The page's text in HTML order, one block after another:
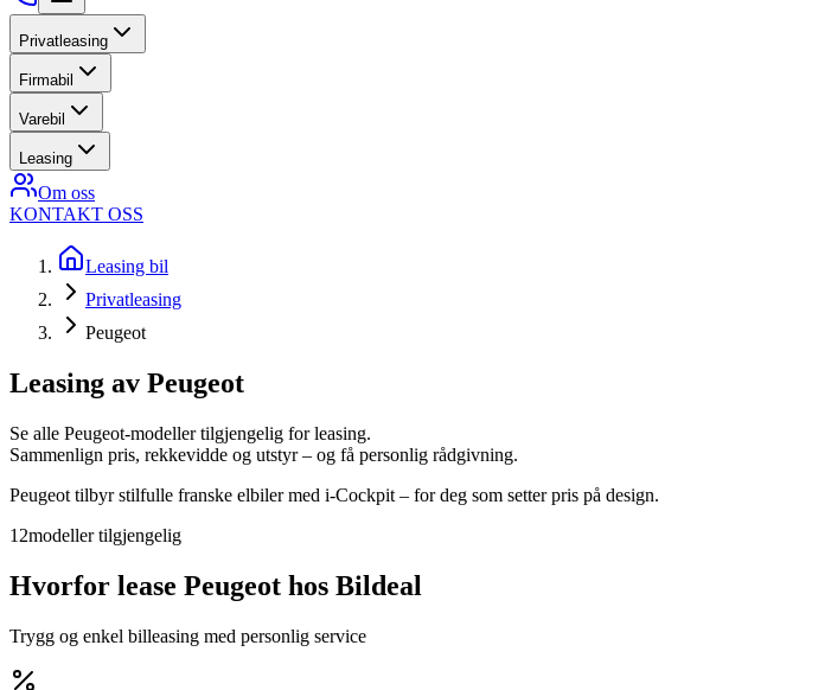
Privatleasing
Firmabil
Varebil
Leasing
Om oss
KONTAKT OSS
Leasing bil
Privatleasing
Peugeot
Leasing av Peugeot
Se alle Peugeot-modeller tilgjengelig for leasing.
Sammenlign pris, rekkevidde og utstyr – og få personlig rådgivning.
Peugeot tilbyr stilfulle franske elbiler med i-Cockpit – for deg som setter pris på design.
12modellertilgjengelig
Hvorfor lease Peugeot hos Bildeal
Trygg og enkel billeasing med personlig service